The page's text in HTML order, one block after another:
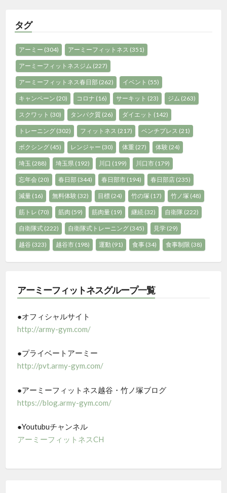
ー
タグ
アーミー (304) アーミーフィットネス (351)
アーミーフィットネスジム (227)
アーミーフィットネス春日部 (262) イベント (55)
キャンペーン (20) コロナ (16) サーキット (23) ジム (263)
スクワット (30) タンパク質 (26) ダイエット (142)
トレーニング (302) フィットネス (217) ベンチプレス (21)
ボクシング (45) レンジャー (30) 体重 (27) 体験 (24)
埼玉 (288) 埼玉県 (192) 川口 (199) 川口市 (179)
忘年会 (20) 春日部 (344) 春日部市 (194) 春日部店 (235)
減量 (16) 無料体験 (32) 目標 (24) 竹の塚 (17) 竹ノ塚 (48)
筋トレ (70) 筋肉 (59) 筋肉量 (19) 継続 (32) 自衛隊 (222)
自衛隊式 (222) 自衛隊式トレーニング (345) 見学 (29)
越谷 (323) 越谷市 (198) 運動 (91) 食事 (34) 食事制限 (38)
アーミーフィットネスグループ一覧
●オフィシャルサイト
http://army-gym.com/
●プライベートアーミー
http://pvt.army-gym.com/
●アーミーフィットネス越谷・竹ノ塚ブログ
https://blog.army-gym.com/
●Youtubuチャンネル
アーミーフィットネスCH